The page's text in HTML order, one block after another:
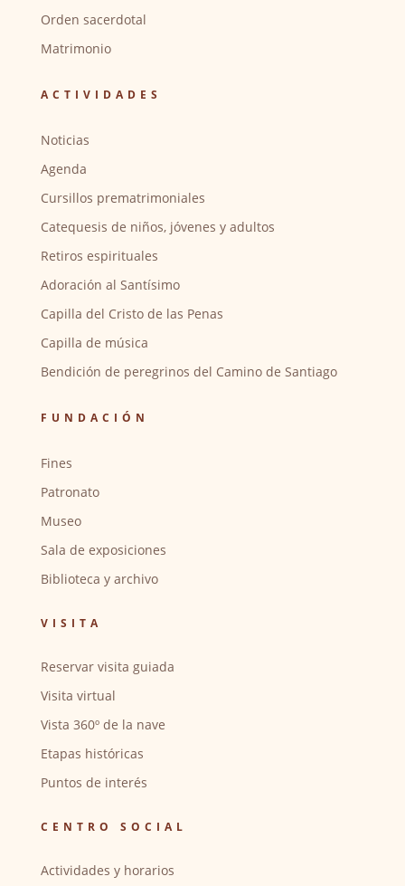
Orden sacerdotal
Matrimonio
ACTIVIDADES
Noticias
Agenda
Cursillos prematrimoniales
Catequesis de niños, jóvenes y adultos
Retiros espirituales
Adoración al Santísimo
Capilla del Cristo de las Penas
Capilla de música
Bendición de peregrinos del Camino de Santiago
FUNDACIÓN
Fines
Patronato
Museo
Sala de exposiciones
Biblioteca y archivo
VISITA
Reservar visita guiada
Visita virtual
Vista 360º de la nave
Etapas históricas
Puntos de interés
CENTRO SOCIAL
Actividades y horarios